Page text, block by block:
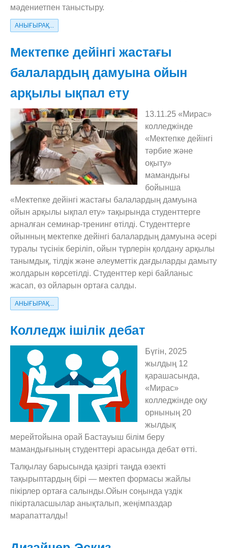
мәдениетпен таныстыру.
АНЫҒЫРАҚ...
Мектепке дейінгі жастағы
балалардың дамуына ойын
арқылы ықпал ету
13.11.25 «Мирас»
колледжінде
«Мектепке дейінгі
тәрбие және
оқыту»
мамандығы
бойынша
«Мектепке дейінгі жастағы балалардың дамуына
ойын арқылы ықпал ету» тақырында студенттерге
арналған семинар-тренинг өтілді. Студенттерге
ойынның мектепке дейінгі балалардың дамуына әсері
туралы түсінік беріліп, ойын түрлерін қолдану арқылы
танымдық, тілдік және әлеуметтік дағдыларды дамыту
жолдарын көрсетілді. Студенттер кері байланыс
жасап, өз ойларын ортаға салды.
АНЫҒЫРАҚ...
Колледж ішілік дебат
Бүгін, 2025
жылдың 12
қарашасында,
«Мирас»
колледжінде оқу
орнының 20
жылдық
мерейтойына орай Бастауыш білім беру
мамандығының студенттері арасында дебат өтті.
Талқылау барысында қазіргі таңда өзекті
тақырыптардың бірі — мектеп формасы жайлы
пікірлер ортаға салынды.Ойын соңында үздік
пікірталасшылар анықталып, жеңімпаздар
марапатталды!